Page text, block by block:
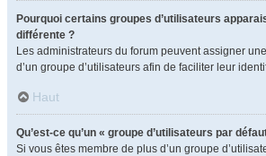
Pourquoi certains groupes d’utilisateurs
différente ?
Les administrateurs du forum peuvent assigner
d’un groupe d’utilisateurs afin de faciliter leur
Haut
Qu’est-ce qu’un « groupe d’utilisateurs par
Si vous êtes membre de plus d’un groupe